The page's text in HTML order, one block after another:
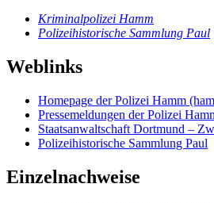
Kriminalpolizei Hamm
Polizeihistorische Sammlung Paul
Weblinks
Homepage der Polizei Hamm
Pressemeldungen der Polizei
Staatsanwaltschaft Dortmund –
Polizeihistorische Sammlung Paul
Einzelnachweise